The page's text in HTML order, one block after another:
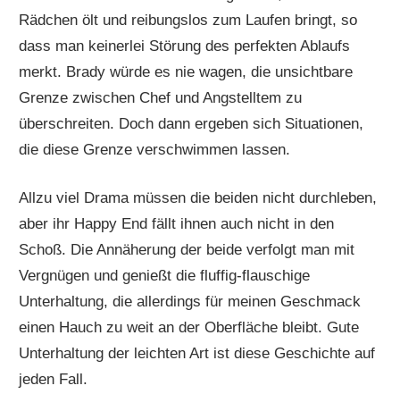
Rädchen ölt und reibungslos zum Laufen bringt, so
dass man keinerlei Störung des perfekten Ablaufs
merkt. Brady würde es nie wagen, die unsichtbare
Grenze zwischen Chef und Angstelltem zu
überschreiten. Doch dann ergeben sich Situationen,
die diese Grenze verschwimmen lassen.
Allzu viel Drama müssen die beiden nicht durchleben,
aber ihr Happy End fällt ihnen auch nicht in den
Schoß. Die Annäherung der beide verfolgt man mit
Vergnügen und genießt die fluffig-flauschige
Unterhaltung, die allerdings für meinen Geschmack
einen Hauch zu weit an der Oberfläche bleibt. Gute
Unterhaltung der leichten Art ist diese Geschichte auf
jeden Fall.